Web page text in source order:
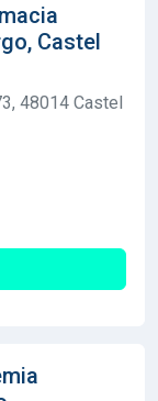
Castel
48014 Castel